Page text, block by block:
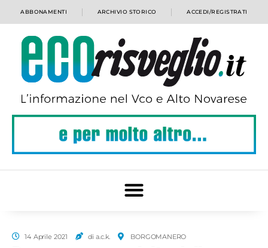
ABBONAMENTI ARCHIVIO STORICO ACCEDI/REGISTRATI
14 Aprile 2021 di a.c.k. BORGOMANERO